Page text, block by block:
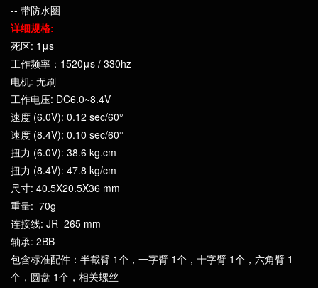
-- 带防水圈
详细规格:
死区: 1μs
工作频率：1520μs / 330hz
电机: 无刷
工作电压: DC6.0~8.4V
速度 (6.0V): 0.12 sec/60°
速度 (8.4V): 0.10 sec/60°
扭力 (6.0V): 38.6 kg.cm
扭力 (8.4V): 47.8 kg/cm
尺寸: 40.5X20.5X36 mm
重量: 70g
连接线: JR 265 mm
轴承: 2BB
包含标准配件：半截臂 1个，一字臂 1个，十字臂 1个，六角臂 1
个，圆盘 1个，相关螺丝